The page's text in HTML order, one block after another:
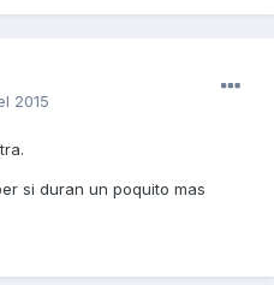
2015
si duran un poquito mas